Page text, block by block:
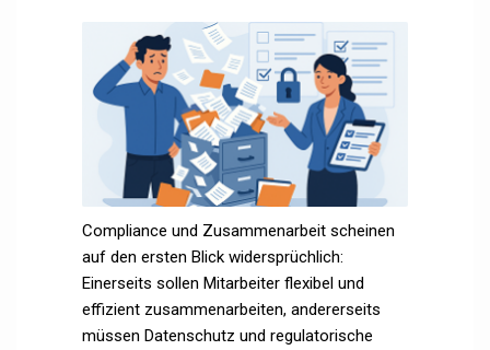
Compliance und Zusammenarbeit scheinen
auf den ersten Blick widersprüchlich:
Einerseits sollen Mitarbeiter flexibel und
effizient zusammenarbeiten, andererseits
müssen Datenschutz und regulatorische